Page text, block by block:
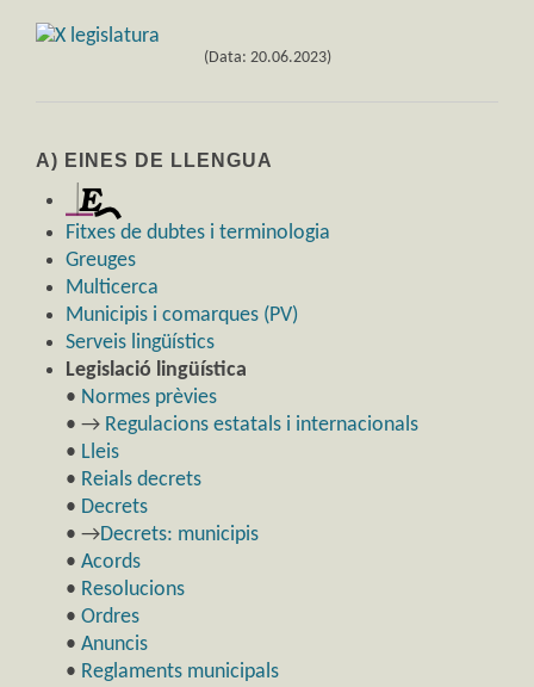
(Data: 20.06.2023)
A) EINES DE LLENGUA
Fitxes de dubtes i terminologia
Greuges
Multicerca
Municipis i comarques (PV)
Serveis lingüístics
Legislació lingüística
• Normes prèvies
• → Regulacions estatals i internacionals
• Lleis
• Reials decrets
• Decrets
• →Decrets: municipis
• Acords
• Resolucions
• Ordres
• Anuncis
• Reglaments municipals